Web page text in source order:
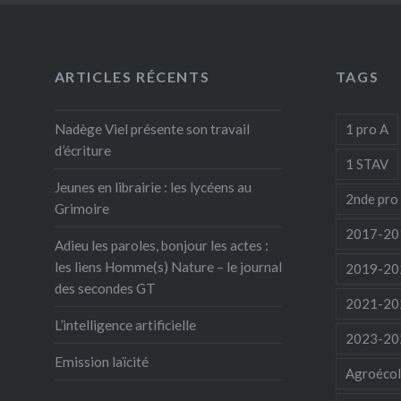
ARTICLES RÉCENTS
Nadège Viel présente son travail
d’écriture
Jeunes en librairie : les lycéens au
Grimoire
Adieu les paroles, bonjour les actes :
les liens Homme(s) Nature – le journal
des secondes GT
L’intelligence artificielle
Emission laïcité
TAGS
1 pro A
1 STAV
2nde pro
2017-
2019-
2021-
2023-